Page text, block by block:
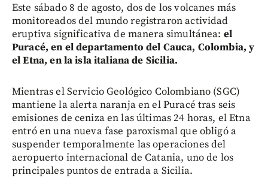
Este sábado 8 de agosto, dos de los volcanes más
monitoreados del mundo registraron actividad
eruptiva significativa de manera simultánea: el
Puracé, en el departamento del Cauca, Colombia, y
el Etna, en la isla italiana de Sicilia.
Mientras el Servicio Geológico Colombiano (SGC)
mantiene la alerta naranja en el Puracé tras seis
emisiones de ceniza en las últimas 24 horas, el Etna
entró en una nueva fase paroxismal que obligó a
suspender temporalmente las operaciones del
aeropuerto internacional de Catania, uno de los
principales puntos de entrada a Sicilia.